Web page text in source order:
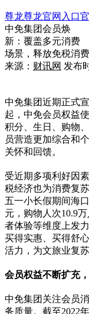
尊龙尊龙官网入口
中免集团会员焕
新：覆盖多元消费
场景，释放免税消
来源： 财讯网 发布
中免集团近期正式
起，中免会员权益
积分、生日、购物
员营造更加综合和
关怀和回馈。
受近期多项利好因
税经济也为消费复
五一小长假期间海
元，购物人次10.9
者体验等维度上发
买得实惠、买得舒
活力，为文旅业复苏
会员权益不断扩充
中免集团关注会员
务质量。截至2022